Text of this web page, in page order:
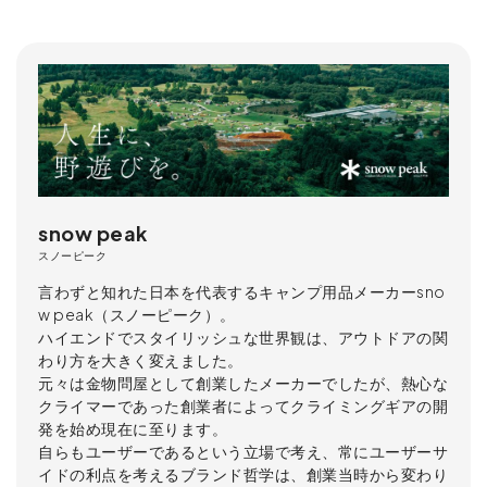
snow peak
スノーピーク
言わずと知れた日本を代表するキャンプ用品メーカーsno
w peak（スノーピーク）。
ハイエンドでスタイリッシュな世界観は、アウトドアの関
わり方を大きく変えました。
元々は金物問屋として創業したメーカーでしたが、熱心な
クライマーであった創業者によってクライミングギアの開
発を始め現在に至ります。
自らもユーザーであるという立場で考え、常にユーザーサ
イドの利点を考えるブランド哲学は、創業当時から変わり